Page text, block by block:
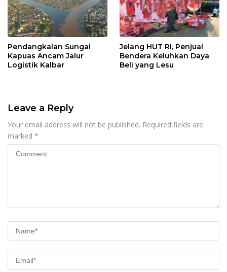
Pendangkalan Sungai
Kapuas Ancam Jalur
Logistik Kalbar
Jelang HUT RI, Penjual
Bendera Keluhkan Daya
Beli yang Lesu
Leave a Reply
Your email address will not be published. Required fields are
marked *